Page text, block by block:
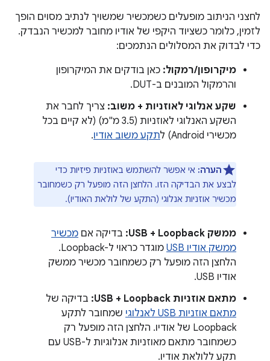
לחצני הניתוב מופעלים כשמכשיר שמשויך לנתיב מסוים הופך
לזמין, כלומר כשציוד היקפי של אודיו מחובר למכשיר הנבדק.
כדי לבדוק את המסלולים הנתמכים:
מיקרופון/רמקול: כאן בודקים את המיקרופון
והרמקול המובנים ב-DUT.
שקע אנלוגי לאוזניות + משוב: צריך לחבר את
השקע האנלוגי לאוזניות (3.5 מ"מ) (לא קיים בכל
מכשירי Android) ל
תקע משוב אודיו.
הערה: אי אפשר להשתמש באוזניות פיזיות כדי
לבצע את הבדיקה הזו. הלחצן הזה מופעל רק כשמחובר
מכשיר אוזניות אנלוגי (התקע של לולאת האודיו).
ממשק USB + Loopback: בדיקה אם מכשיר
ממשק אודיו USB
מוגדר כראוי ל-Loopback.
הלחצן הזה מופעל רק כשמחובר מכשיר ממשק
אודיו USB.
מתאם אוזניות USB + Loopback:
בדיקה של
מתאם אוזניות USB לאנלוגי
שמחובר לתקע
Loopback של אודיו. הלחצן הזה מופעל רק
כשמחובר מתאם מאוזניות אנלוגיות ל-USB עם
תקע ללולאת אודיו.